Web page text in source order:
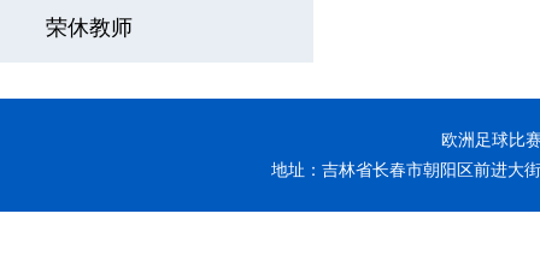
荣休教师
欧洲足球比
地址：吉林省长春市朝阳区前进大